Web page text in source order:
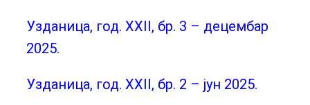
Узданица, год. XXII, бр. 3 – децембар
2025.
Узданица, год. XXII, бр. 2 – јун 2025.